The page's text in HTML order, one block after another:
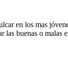
en los mas
las buenas o malas